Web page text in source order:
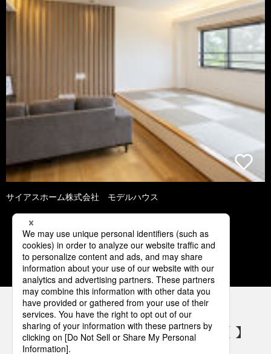
サイアスホーム株式会社 モデルハウス
1 2 3 4 5
パナソニックの電気設備 SNSアカウント